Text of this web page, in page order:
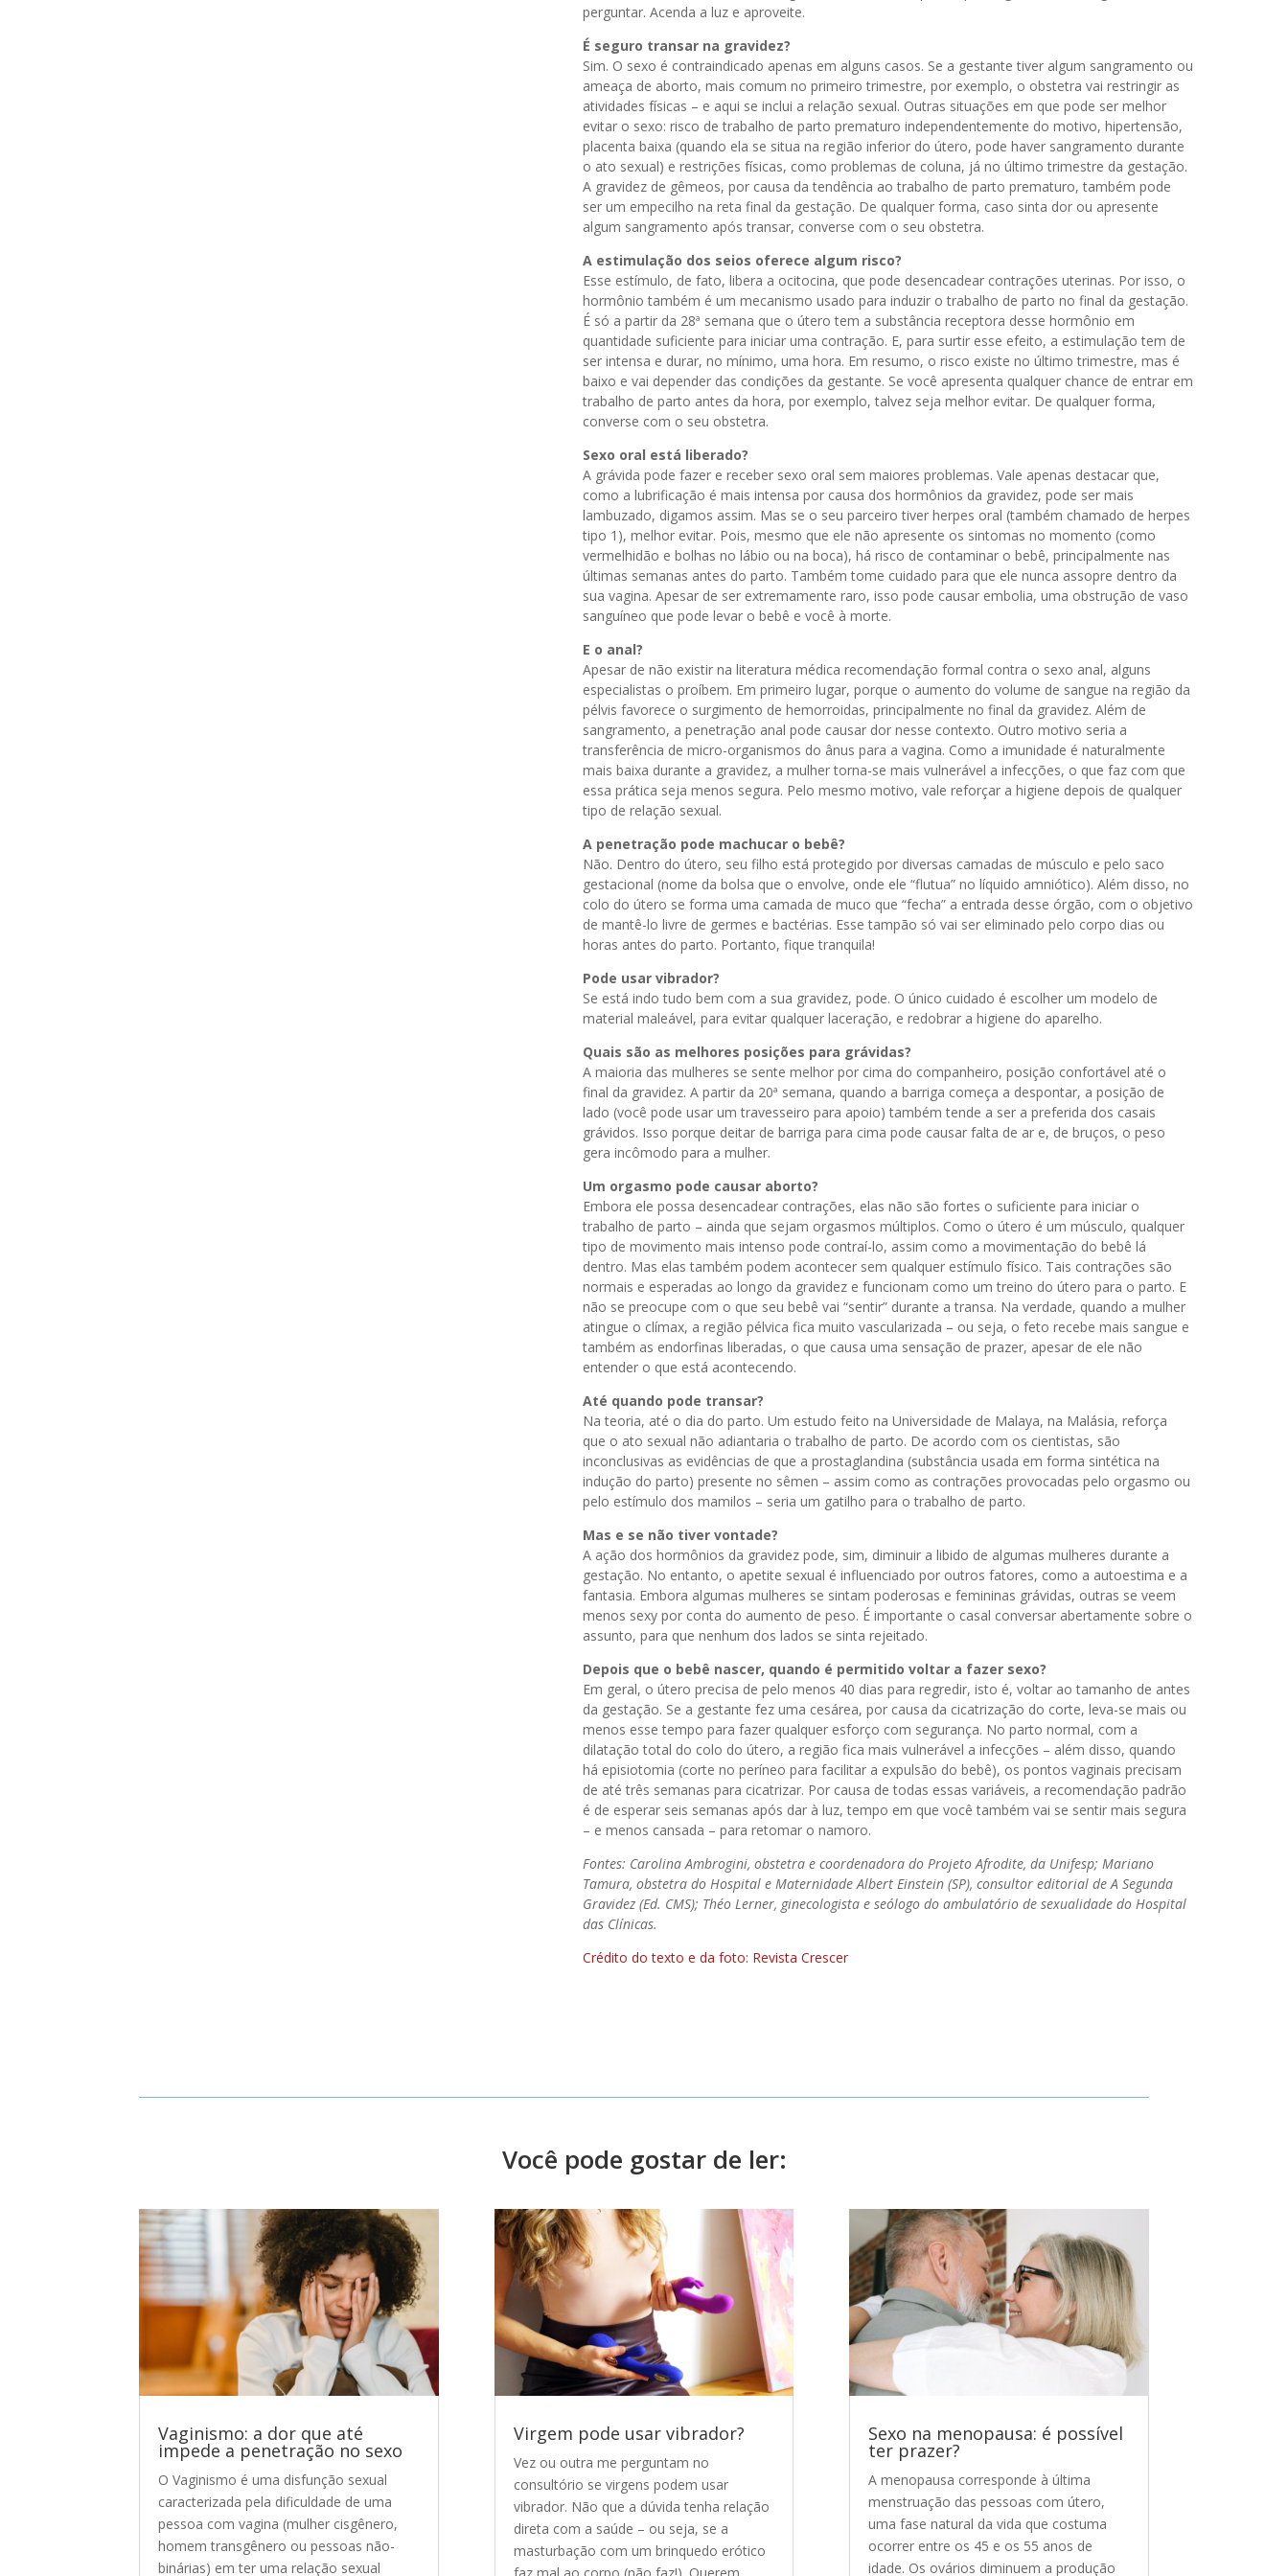
perguntar. Acenda a luz e aproveite.
É seguro transar na gravidez?
Sim. O sexo é contraindicado apenas em alguns casos. Se a gestante tiver algum sangramento ou
ameaça de aborto, mais comum no primeiro trimestre, por exemplo, o obstetra vai restringir as
atividades físicas – e aqui se inclui a relação sexual. Outras situações em que pode ser melhor
evitar o sexo: risco de trabalho de parto prematuro independentemente do motivo, hipertensão,
placenta baixa (quando ela se situa na região inferior do útero, pode haver sangramento durante
o ato sexual) e restrições físicas, como problemas de coluna, já no último trimestre da gestação.
A gravidez de gêmeos, por causa da tendência ao trabalho de parto prematuro, também pode
ser um empecilho na reta final da gestação. De qualquer forma, caso sinta dor ou apresente
algum sangramento após transar, converse com o seu obstetra.
A estimulação dos seios oferece algum risco?
Esse estímulo, de fato, libera a ocitocina, que pode desencadear contrações uterinas. Por isso, o
hormônio também é um mecanismo usado para induzir o trabalho de parto no final da gestação.
É só a partir da 28ª semana que o útero tem a substância receptora desse hormônio em
quantidade suficiente para iniciar uma contração. E, para surtir esse efeito, a estimulação tem de
ser intensa e durar, no mínimo, uma hora. Em resumo, o risco existe no último trimestre, mas é
baixo e vai depender das condições da gestante. Se você apresenta qualquer chance de entrar em
trabalho de parto antes da hora, por exemplo, talvez seja melhor evitar. De qualquer forma,
converse com o seu obstetra.
Sexo oral está liberado?
A grávida pode fazer e receber sexo oral sem maiores problemas. Vale apenas destacar que,
como a lubrificação é mais intensa por causa dos hormônios da gravidez, pode ser mais
lambuzado, digamos assim. Mas se o seu parceiro tiver herpes oral (também chamado de herpes
tipo 1), melhor evitar. Pois, mesmo que ele não apresente os sintomas no momento (como
vermelhidão e bolhas no lábio ou na boca), há risco de contaminar o bebê, principalmente nas
últimas semanas antes do parto. Também tome cuidado para que ele nunca assopre dentro da
sua vagina. Apesar de ser extremamente raro, isso pode causar embolia, uma obstrução de vaso
sanguíneo que pode levar o bebê e você à morte.
E o anal?
Apesar de não existir na literatura médica recomendação formal contra o sexo anal, alguns
especialistas o proíbem. Em primeiro lugar, porque o aumento do volume de sangue na região da
pélvis favorece o surgimento de hemorroidas, principalmente no final da gravidez. Além de
sangramento, a penetração anal pode causar dor nesse contexto. Outro motivo seria a
transferência de micro-organismos do ânus para a vagina. Como a imunidade é naturalmente
mais baixa durante a gravidez, a mulher torna-se mais vulnerável a infecções, o que faz com que
essa prática seja menos segura. Pelo mesmo motivo, vale reforçar a higiene depois de qualquer
tipo de relação sexual.
A penetração pode machucar o bebê?
Não. Dentro do útero, seu filho está protegido por diversas camadas de músculo e pelo saco
gestacional (nome da bolsa que o envolve, onde ele “flutua” no líquido amniótico). Além disso, no
colo do útero se forma uma camada de muco que “fecha” a entrada desse órgão, com o objetivo
de mantê-lo livre de germes e bactérias. Esse tampão só vai ser eliminado pelo corpo dias ou
horas antes do parto. Portanto, fique tranquila!
Pode usar vibrador?
Se está indo tudo bem com a sua gravidez, pode. O único cuidado é escolher um modelo de
material maleável, para evitar qualquer laceração, e redobrar a higiene do aparelho.
Quais são as melhores posições para grávidas?
A maioria das mulheres se sente melhor por cima do companheiro, posição confortável até o
final da gravidez. A partir da 20ª semana, quando a barriga começa a despontar, a posição de
lado (você pode usar um travesseiro para apoio) também tende a ser a preferida dos casais
grávidos. Isso porque deitar de barriga para cima pode causar falta de ar e, de bruços, o peso
gera incômodo para a mulher.
Um orgasmo pode causar aborto?
Embora ele possa desencadear contrações, elas não são fortes o suficiente para iniciar o
trabalho de parto – ainda que sejam orgasmos múltiplos. Como o útero é um músculo, qualquer
tipo de movimento mais intenso pode contraí-lo, assim como a movimentação do bebê lá
dentro. Mas elas também podem acontecer sem qualquer estímulo físico. Tais contrações são
normais e esperadas ao longo da gravidez e funcionam como um treino do útero para o parto. E
não se preocupe com o que seu bebê vai “sentir” durante a transa. Na verdade, quando a mulher
atingue o clímax, a região pélvica fica muito vascularizada – ou seja, o feto recebe mais sangue e
também as endorfinas liberadas, o que causa uma sensação de prazer, apesar de ele não
entender o que está acontecendo.
Até quando pode transar?
Na teoria, até o dia do parto. Um estudo feito na Universidade de Malaya, na Malásia, reforça
que o ato sexual não adiantaria o trabalho de parto. De acordo com os cientistas, são
inconclusivas as evidências de que a prostaglandina (substância usada em forma sintética na
indução do parto) presente no sêmen – assim como as contrações provocadas pelo orgasmo ou
pelo estímulo dos mamilos – seria um gatilho para o trabalho de parto.
Mas e se não tiver vontade?
A ação dos hormônios da gravidez pode, sim, diminuir a libido de algumas mulheres durante a
gestação. No entanto, o apetite sexual é influenciado por outros fatores, como a autoestima e a
fantasia. Embora algumas mulheres se sintam poderosas e femininas grávidas, outras se veem
menos sexy por conta do aumento de peso. É importante o casal conversar abertamente sobre o
assunto, para que nenhum dos lados se sinta rejeitado.
Depois que o bebê nascer, quando é permitido voltar a fazer sexo?
Em geral, o útero precisa de pelo menos 40 dias para regredir, isto é, voltar ao tamanho de antes
da gestação. Se a gestante fez uma cesárea, por causa da cicatrização do corte, leva-se mais ou
menos esse tempo para fazer qualquer esforço com segurança. No parto normal, com a
dilatação total do colo do útero, a região fica mais vulnerável a infecções – além disso, quando
há episiotomia (corte no períneo para facilitar a expulsão do bebê), os pontos vaginais precisam
de até três semanas para cicatrizar. Por causa de todas essas variáveis, a recomendação padrão
é de esperar seis semanas após dar à luz, tempo em que você também vai se sentir mais segura
– e menos cansada – para retomar o namoro.
Fontes: Carolina Ambrogini, obstetra e coordenadora do Projeto Afrodite, da Unifesp; Mariano
Tamura, obstetra do Hospital e Maternidade Albert Einstein (SP), consultor editorial de A Segunda
Gravidez (Ed. CMS); Théo Lerner, ginecologista e seólogo do ambulatório de sexualidade do Hospital
das Clínicas.
Crédito do texto e da foto: Revista Crescer
Você pode gostar de ler:
Vaginismo: a dor que até
impede a penetração no sexo
O Vaginismo é uma disfunção sexual
caracterizada pela dificuldade de uma
pessoa com vagina (mulher cisgênero,
homem transgênero ou pessoas não-
binárias) em ter uma relação sexual
Virgem pode usar vibrador?
Vez ou outra me perguntam no
consultório se virgens podem usar
vibrador. Não que a dúvida tenha relação
direta com a saúde – ou seja, se a
masturbação com um brinquedo erótico
Sexo na menopausa: é possível
ter prazer?
A menopausa corresponde à última
menstruação das pessoas com útero,
uma fase natural da vida que costuma
ocorrer entre os 45 e os 55 anos de
idade. Os ovários diminuem a produção